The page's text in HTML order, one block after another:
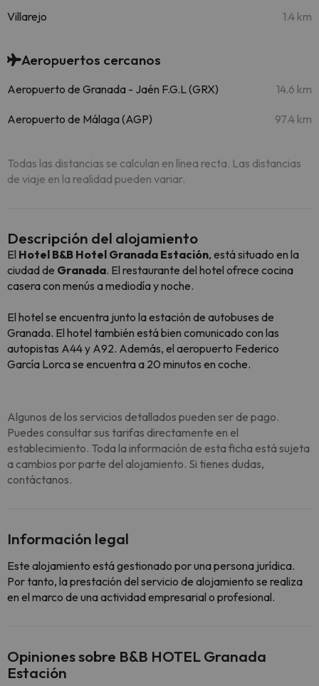
Villarejo 1.4 km
Aeropuertos cercanos
Aeropuerto de Granada - Jaén F.G.L (GRX) 14.6 km
Aeropuerto de Málaga (AGP) 97.4 km
Todas las distancias se calculan en línea recta. Las distancias
de viaje en la realidad pueden variar.
Descripción del alojamiento
El Hotel B&B Hotel Granada Estación, está situado en la
ciudad de Granada. El restaurante del hotel ofrece cocina
casera con menús a mediodía y noche.
El hotel se encuentra junto la estación de autobuses de
Granada. El hotel también está bien comunicado con las
autopistas A44 y A92. Además, el aeropuerto Federico
García Lorca se encuentra a 20 minutos en coche.
Algunos de los servicios detallados pueden ser de pago.
Puedes consultar sus tarifas directamente en el
establecimiento. Toda la información de esta ficha está sujeta
a cambios por parte del alojamiento. Si tienes dudas,
contáctanos.
Información legal
Este alojamiento está gestionado por una persona jurídica.
Por tanto, la prestación del servicio de alojamiento se realiza
en el marco de una actividad empresarial o profesional.
Opiniones sobre B&B HOTEL Granada
Estación